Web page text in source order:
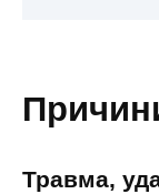
травма,